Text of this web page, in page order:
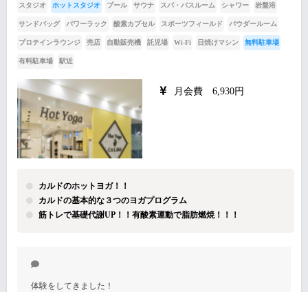
スタジオ ホットスタジオ プール サウナ スパ・バスルーム シャワー 岩盤浴
サンドバッグ パワーラック 酸素カプセル スポーツフィールド パウダールーム
プロテインラウンジ 売店 自動販売機 託児場 Wi-Fi 日焼けマシン 無料駐車場
有料駐車場 駅近
月会費 6,930円
カルドのホットヨガ！！
カルドの基本的な３つのヨガプログラム
筋トレで基礎代謝UP！！有酸素運動で脂肪燃焼！！！
体験をしてきました！